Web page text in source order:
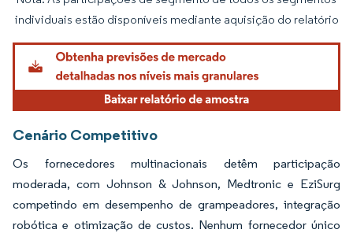
Imagem © Mordor Intelligence. O reuso requer atribuição conforme CC BY 4.0.
individuais estão disponíveis mediante aquisição do relatório
Cenário Competitivo
Os fornecedores multinacionais detêm participação
moderada, com Johnson & Johnson, Medtronic e EziSurg
competindo em desempenho de grampeadores, integração
robótica e otimização de custos. Nenhum fornecedor único